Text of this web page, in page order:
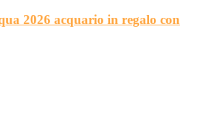
2026 acquario in regalo con